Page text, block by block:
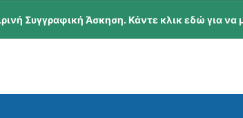
Συγγραφική Άσκηση. Κάντε κλικ εδώ για να